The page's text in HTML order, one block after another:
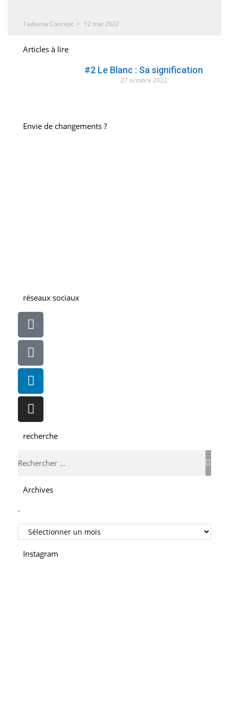
Tadaima Concept 12 mai 2022
Articles à lire
#2 Le Blanc : Sa signification
27 octobre 2022
Envie de changements ?
réseaux sociaux
recherche
Archives
.
Instagram